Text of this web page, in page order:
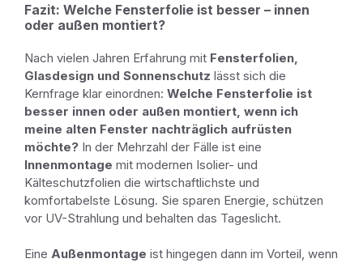
Fazit: Welche Fensterfolie ist besser – innen
oder außen montiert?
Nach vielen Jahren Erfahrung mit Fensterfolien,
Glasdesign und Sonnenschutz lässt sich die
Kernfrage klar einordnen: Welche Fensterfolie ist
besser innen oder außen montiert, wenn ich
meine alten Fenster nachträglich aufrüsten
möchte? In der Mehrzahl der Fälle ist eine
Innenmontage mit modernen Isolier- und
Kälteschutzfolien die wirtschaftlichste und
komfortabelste Lösung. Sie sparen Energie, schützen
vor UV-Strahlung und behalten das Tageslicht.
Eine Außenmontage ist hingegen dann im Vorteil, wenn